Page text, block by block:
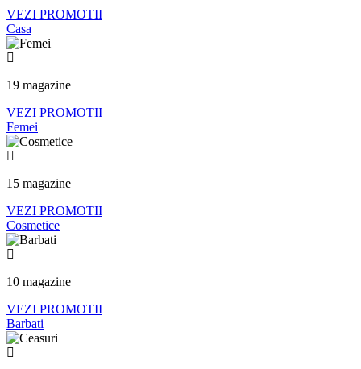
VEZI PROMOTII
Casa
19 magazine
VEZI PROMOTII
Femei
15 magazine
VEZI PROMOTII
Cosmetice
10 magazine
VEZI PROMOTII
Barbati